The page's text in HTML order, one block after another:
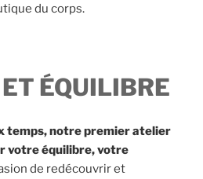
du corps.
ÉQUILIBRE
temps, notre premier atelier
votre équilibre, votre
de redécouvrir et